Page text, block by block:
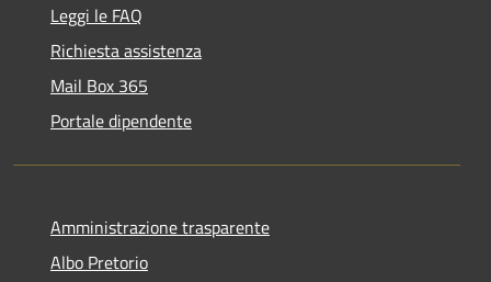
Leggi le FAQ
Richiesta assistenza
Mail Box 365
Portale dipendente
Amministrazione trasparente
Albo Pretorio